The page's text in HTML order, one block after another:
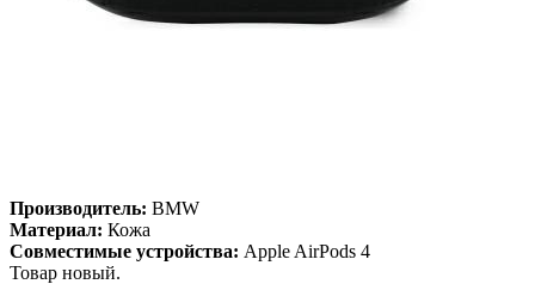
Производитель: BMW
Материал: Кожа
Совместимые устройства: Apple AirPods 4
Товар новый.